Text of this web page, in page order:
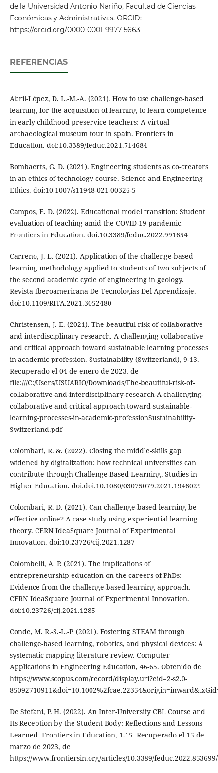
de la Universidad Antonio Nariño, Facultad de Ciencias
Económicas y Administrativas. ORCID:
https://orcid.org/0000-0001-9977-5663
REFERENCIAS
Abril-López, D. L.-M.-A. (2021). How to use challenge-based
learning for the acquisition of learning to learn competence
in early childhood preservice teachers: A virtual
archaeological museum tour in spain. Frontiers in
Education. doi:10.3389/feduc.2021.714684
Bombaerts, G. D. (2021). Engineering students as co-creators
in an ethics of technology course. Science and Engineering
Ethics. doi:10.1007/s11948-021-00326-5
Campos, E. D. (2022). Educational model transition: Student
evaluation of teaching amid the COVID-19 pandemic.
Frontiers in Education. doi:10.3389/feduc.2022.991654
Carreno, J. L. (2021). Application of the challenge-based
learning methodology applied to students of two subjects of
the second academic cycle of engineering in geology.
Revista Iberoamericana De Tecnologias Del Aprendizaje.
doi:10.1109/RITA.2021.3052480
Christensen, J. E. (2021). The beautiful risk of collaborative
and interdisciplinary research. A challenging collaborative
and critical approach toward sustainable learning processes
in academic profession. Sustainability (Switzerland), 9-13.
Recuperado el 04 de enero de 2023, de
file:///C:/Users/USUARIO/Downloads/The-beautiful-risk-of-
collaborative-and-interdisciplinary-research-A-challenging-
collaborative-and-critical-approach-toward-sustainable-
learning-processes-in-academic-professionSustainability-
Switzerland.pdf
Colombari, R. &. (2022). Closing the middle-skills gap
widened by digitalization: how technical universities can
contribute through Challenge-Based Learning. Studies in
Higher Education. doi:doi:10.1080/03075079.2021.1946029
Colombari, R. D. (2021). Can challenge-based learning be
effective online? A case study using experiential learning
theory. CERN IdeaSquare Journal of Experimental
Innovation. doi:10.23726/cij.2021.1287
Colombelli, A. P. (2021). The implications of
entrepreneurship education on the careers of PhDs:
Evidence from the challenge-based learning approach.
CERN IdeaSquare Journal of Experimental Innovation.
doi:10.23726/cij.2021.1285
Conde, M. R.-S.-L.-P. (2021). Fostering STEAM through
challenge-based learning, robotics, and physical devices: A
systematic mapping literature review. Computer
Applications in Engineering Education, 46-65. Obtenido de
https://www.scopus.com/record/display.uri?eid=2-s2.0-
De Stefani, P. H. (2022). An Inter-University CBL Course and
Its Reception by the Student Body: Reflections and Lessons
Learned. Frontiers in Education, 1-15. Recuperado el 15 de
marzo de 2023, de
https://www.frontiersin.org/articles/10.3389/